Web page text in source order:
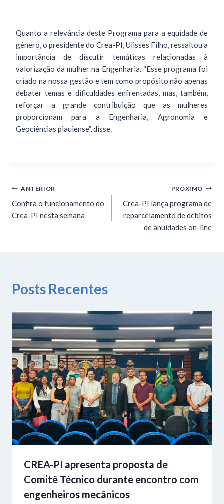
Quanto a relevância deste Programa para a equidade de
gênero, o presidente do Crea-PI, Ulisses Filho, ressaltou a
importância de discutir temáticas relacionadas à
valorização da mulher na Engenharia. “Esse programa foi
criado na nossa gestão e tem como propósito não apenas
debater temas e dificuldades enfrentadas, mas, também,
reforçar a grande contribuição que as mulheres
proporcionam para a Engenharia, Agronomia e
Geociências piauiense”, disse.
ANTERIOR
Confira o funcionamento do
Crea-PI nesta semana
PRÓXIMO
Crea-PI lança programa de
reparcelamento de débitos
de anuidades on-line
Posts Recentes
CREA-PI apresenta proposta de
Comitê Técnico durante encontro com
engenheiros mecânicos